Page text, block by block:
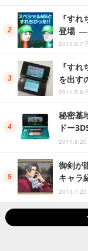
『す
登場 ―
2013.6.7
『す
を出す
2011.5.6
秘密基
ドー
御剣が
キャラ